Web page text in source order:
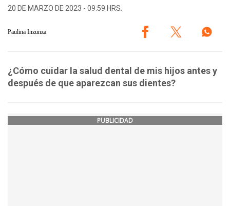
20 DE MARZO DE 2023 - 09:59 HRS.
Paulina Inzunza
¿Cómo cuidar la salud dental de mis hijos antes y
después de que aparezcan sus dientes?
PUBLICIDAD